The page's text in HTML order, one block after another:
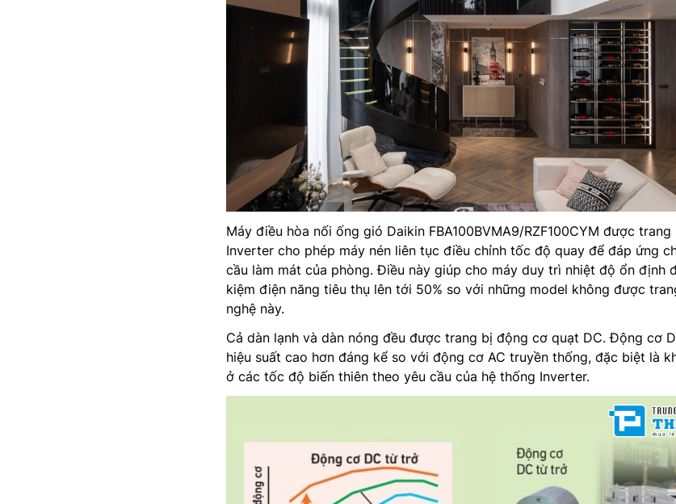
Máy điều hòa nối ống gió Daikin FBA100BVMA9/RZF100CYM được
Inverter cho phép máy nén liên tục điều chỉnh tốc độ quay để đáp ứng
cầu làm mát của phòng. Điều này giúp cho máy duy trì nhiệt độ ổn định
kiệm điện năng tiêu thụ lên tới 50% so với những model không được
nghệ này.
Cả dàn lạnh và dàn nóng đều được trang bị động cơ quạt DC. Động cơ
hiệu suất cao hơn đáng kể so với động cơ AC truyền thống, đặc biệt là
ở các tốc độ biến thiên theo yêu cầu của hệ thống Inverter.